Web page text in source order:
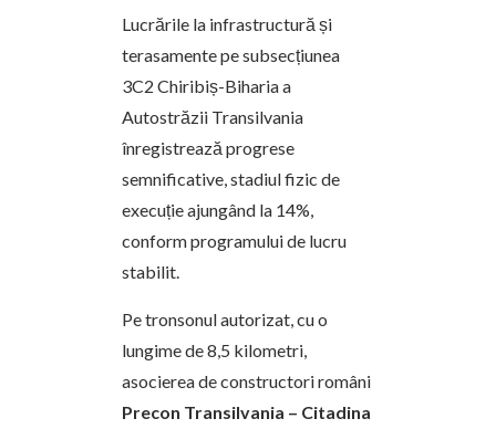
Lucrările la infrastructură și
terasamente pe subsecțiunea
3C2 Chiribiș-Biharia a
Autostrăzii Transilvania
înregistrează progrese
semnificative, stadiul fizic de
execuție ajungând la 14%,
conform programului de lucru
stabilit.
Pe tronsonul autorizat, cu o
lungime de 8,5 kilometri,
asocierea de constructori români
Precon Transilvania – Citadina